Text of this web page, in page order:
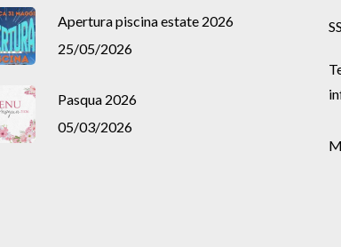
Apertura piscina estate 2026
25/05/2026
Pasqua 2026
05/03/2026